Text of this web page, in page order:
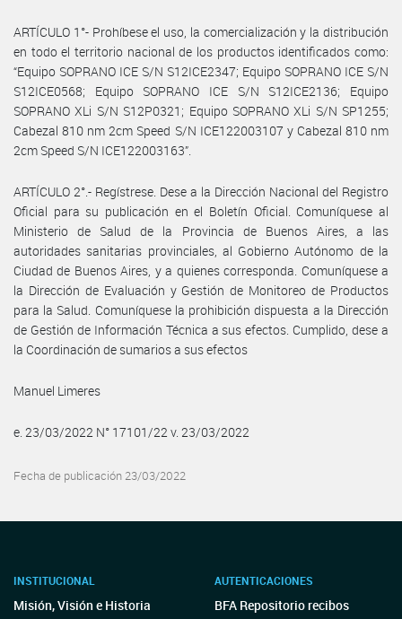
ARTÍCULO 1°- Prohíbese el uso, la comercialización y la distribución
en todo el territorio nacional de los productos identificados como:
“Equipo SOPRANO ICE S/N S12ICE2347; Equipo SOPRANO ICE S/N
S12ICE0568; Equipo SOPRANO ICE S/N S12ICE2136; Equipo
SOPRANO XLi S/N S12P0321; Equipo SOPRANO XLi S/N SP1255;
Cabezal 810 nm 2cm Speed S/N ICE122003107 y Cabezal 810 nm
2cm Speed S/N ICE122003163”.
ARTÍCULO 2°.- Regístrese. Dese a la Dirección Nacional del Registro
Oficial para su publicación en el Boletín Oficial. Comuníquese al
Ministerio de Salud de la Provincia de Buenos Aires, a las
autoridades sanitarias provinciales, al Gobierno Autónomo de la
Ciudad de Buenos Aires, y a quienes corresponda. Comuníquese a
la Dirección de Evaluación y Gestión de Monitoreo de Productos
para la Salud. Comuníquese la prohibición dispuesta a la Dirección
de Gestión de Información Técnica a sus efectos. Cumplido, dese a
la Coordinación de sumarios a sus efectos
Manuel Limeres
e. 23/03/2022 N° 17101/22 v. 23/03/2022
Fecha de publicación 23/03/2022
INSTITUCIONAL
Misión, Visión e Historia
AUTENTICACIONES
BFA Repositorio recibos